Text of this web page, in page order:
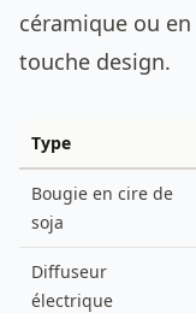
céramique ou
touche design.
Type
Bougie en cire de
soja
Diffuseur
électrique